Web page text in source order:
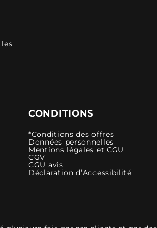
CONDITIONS
*Conditions des offres
Données personnelles
Mentions légales et CGU
CGV
CGU avis
Déclaration d’Accessibilité